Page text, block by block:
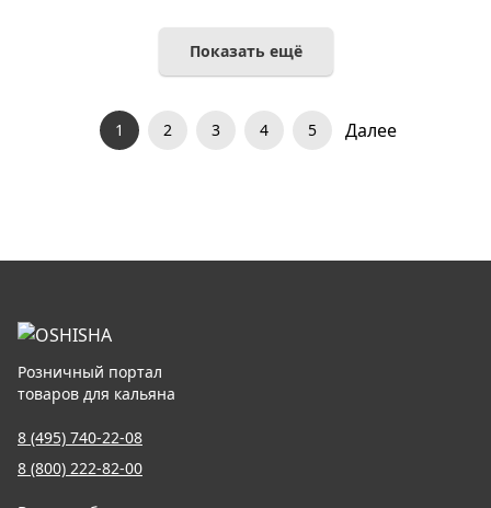
Показать ещё
1 2 3 4 5 Далее
Розничный портал
товаров для кальяна
8 (495) 740-22-08
8 (800) 222-82-00